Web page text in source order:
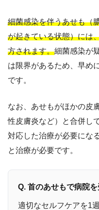
細菌感染を伴うあせも（
が起きている状態）には
方されます。細菌感染が
は限界があるため、早め
です。
なお、あせもがほかの皮
性皮膚炎など）と合併し
対応した治療が必要にな
と治療が必要です。
Q. 首のあせもで病院
適切なセルフケアを1